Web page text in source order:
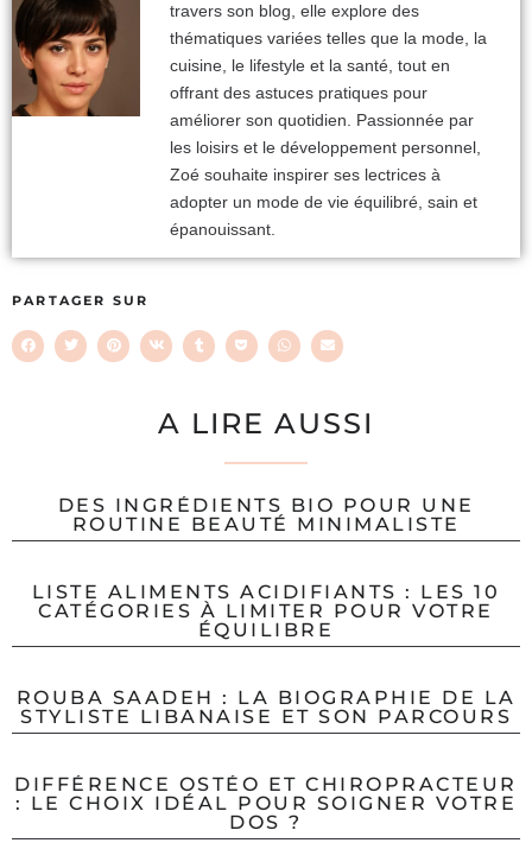
travers son blog, elle explore des
thématiques variées telles que la mode, la
cuisine, le lifestyle et la santé, tout en
offrant des astuces pratiques pour
améliorer son quotidien. Passionnée par
les loisirs et le développement personnel,
Zoé souhaite inspirer ses lectrices à
adopter un mode de vie équilibré, sain et
épanouissant.
PARTAGER SUR
A LIRE AUSSI
DES INGRÉDIENTS BIO POUR UNE
ROUTINE BEAUTÉ MINIMALISTE
LISTE ALIMENTS ACIDIFIANTS : LES 10
CATÉGORIES À LIMITER POUR VOTRE
ÉQUILIBRE
ROUBA SAADEH : LA BIOGRAPHIE DE LA
STYLISTE LIBANAISE ET SON PARCOURS
DIFFÉRENCE OSTÉO ET CHIROPRACTEUR
: LE CHOIX IDÉAL POUR SOIGNER VOTRE
DOS ?